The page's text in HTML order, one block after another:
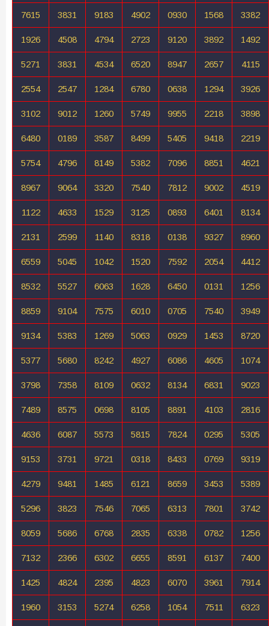
7615 3831 9183 4902 0930 1568 3382
1926 4508 4794 2723 9120 3892 1492
5271 3831 4534 6520 8947 2657 4115
2554 2547 1284 6780 0638 1294 3926
3102 9012 1260 5749 9955 2218 3898
6480 0189 3587 8499 5405 9418 2219
5754 4796 8149 5382 7096 8851 4621
8967 9064 3320 7540 7812 9002 4519
1122 4633 1529 3125 0893 6401 8134
2131 2599 1140 8318 0138 9327 8960
6559 5045 1042 1520 7592 2054 4412
8532 5527 6063 1628 6450 0131 1256
8859 9104 7575 6010 0705 7540 3949
9134 5383 1269 5063 0929 1453 8720
5377 5680 8242 4927 6086 4605 1074
3798 7358 8109 0632 8134 6831 9023
7489 8575 0698 8105 8891 4103 2816
4636 6087 5573 5815 7824 0295 5305
9153 3731 9721 0318 8433 0769 9319
4279 9481 1485 6121 8659 3453 5389
5296 3823 7546 7065 6313 7801 3742
8059 5686 6768 2835 6338 0782 1256
7132 2366 6302 6655 8591 6137 7400
1425 4824 2395 4823 6070 3961 7914
1960 3153 5274 6258 1054 7511 6323